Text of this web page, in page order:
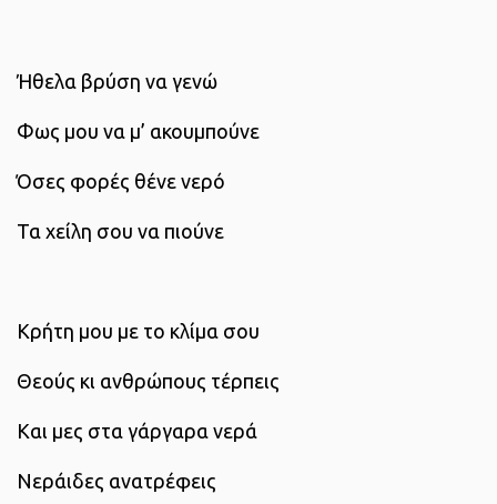
Ήθελα βρύση να γενώ
Φως μου να μ’ ακουμπούνε
Όσες φορές θένε νερό
Τα χείλη σου να πιούνε
Κρήτη μου με το κλίμα σου
Θεούς κι ανθρώπους τέρπεις
Και μες στα γάργαρα νερά
Νεράιδες ανατρέφεις